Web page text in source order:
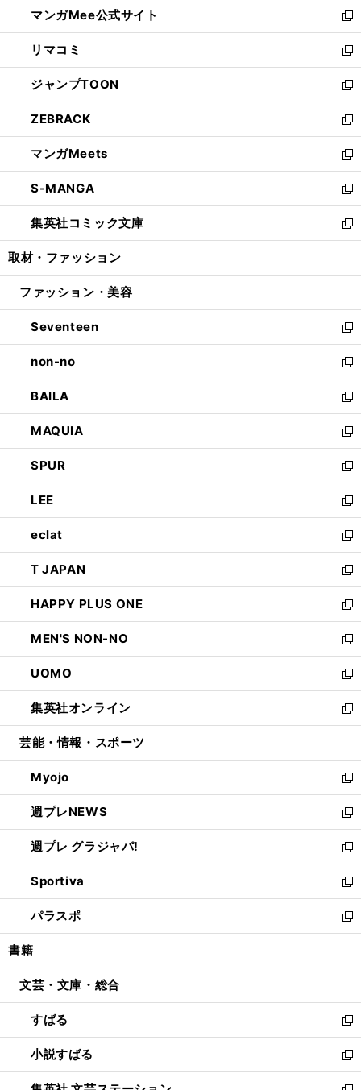
く
ド
ウ
で
開
く
ィ
ン
ド
ウ
で
開
く
い
ウ
ィ
ン
ド
ウ
で
開
く
マンガMee公式サイト
新
し
い
ウ
ィ
ン
ド
ウ
で
開
く
リマコミ
新
し
い
ウ
ィ
ン
ド
ウ
で
開
く
ジャンプTOON
新
し
い
ウ
ィ
ン
ド
ウ
で
開
ZEBRACK
新
し
い
ウ
ィ
ン
ド
ウ
開
マンガMeets
新
し
い
ウ
ィ
ン
ウ
開
く
S-MANGA
新
し
い
ウ
ン
ウ
で
開
く
集英社コミック文庫
新
し
ウ
ン
ド
ウ
で
開
く
取材・ファッション
ファッション・美容
Seventeen
新
し
い
ウ
ィ
ン
ド
ウ
で
開
く
non-no
新
し
い
ウ
ィ
ン
ド
ウ
で
開
く
BAILA
新
し
い
ウ
ィ
ン
ド
ウ
で
開
く
MAQUIA
新
し
い
ウ
ィ
ン
ド
ウ
で
開
く
SPUR
新
し
い
ウ
ィ
ン
ド
ウ
で
開
く
LEE
新
し
い
ウ
ィ
ン
ド
ウ
で
開
く
eclat
新
し
い
ウ
ィ
ン
ド
ウ
で
開
く
T JAPAN
新
し
い
ウ
ィ
ン
ド
ウ
で
開
HAPPY PLUS ONE
新
し
い
ウ
ィ
ン
ド
ウ
開
く
MEN'S NON-NO
新
し
い
ウ
ィ
ン
ウ
で
開
く
UOMO
新
し
い
ウ
ン
ド
ウ
で
開
く
集英社オンライン
新
し
ウ
ィ
ン
ド
ウ
で
開
く
芸能・情報・スポーツ
Myojo
新
し
い
ウ
ィ
ン
ド
ウ
で
開
週プレNEWS
新
し
い
ウ
ィ
ン
ド
ウ
開
週プレ グラジャパ!
新
し
い
ウ
ィ
ン
ウ
開
く
Sportiva
新
し
い
ウ
ン
ウ
で
開
く
パラスポ
新
し
ウ
ン
ド
ウ
で
開
書籍
文芸・文庫・総合
すばる
新
し
い
ウ
小説すばる
新
し